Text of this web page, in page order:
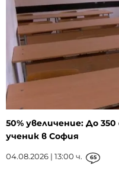
50% увеличение: До
ученик в София
04.08.2026 | 13:00 ч. 65